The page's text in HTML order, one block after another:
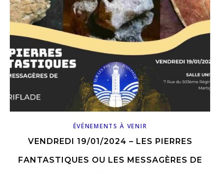
ÉVÉNEMENTS À VENIR
VENDREDI 19/01/2024 – LES PIERRES
FANTASTIQUES OU LES MESSAGÈRES DE